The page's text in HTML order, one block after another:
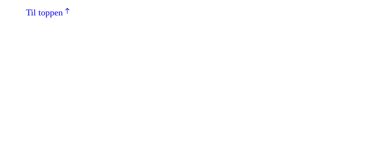
Til toppen